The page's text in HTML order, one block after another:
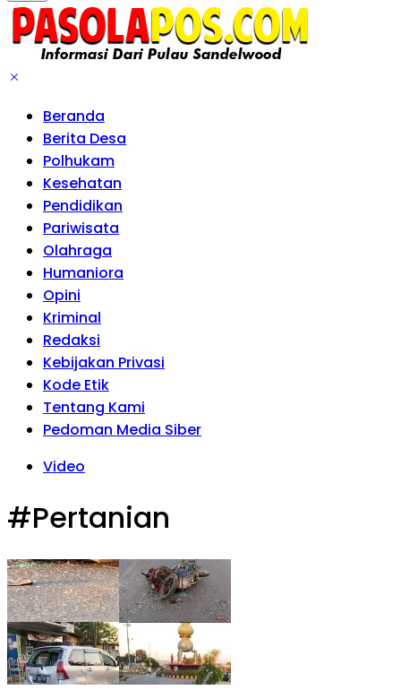
Beranda
Berita Desa
Polhukam
Kesehatan
Pendidikan
Pariwisata
Olahraga
Humaniora
Opini
Kriminal
Redaksi
Kebijakan Privasi
Kode Etik
Tentang Kami
Pedoman Media Siber
Video
#Pertanian